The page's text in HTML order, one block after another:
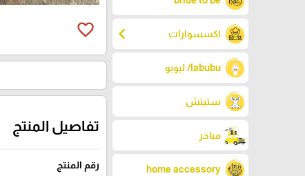
اكسسوارات chevron_left
labubu/ لبوبو
ستيتش
مباخر
home accessory
favorite_border
تفاصيل المنتج
رقم المنتج